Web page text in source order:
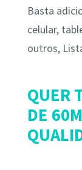
Basta
celular,
outros,
QUER
DE